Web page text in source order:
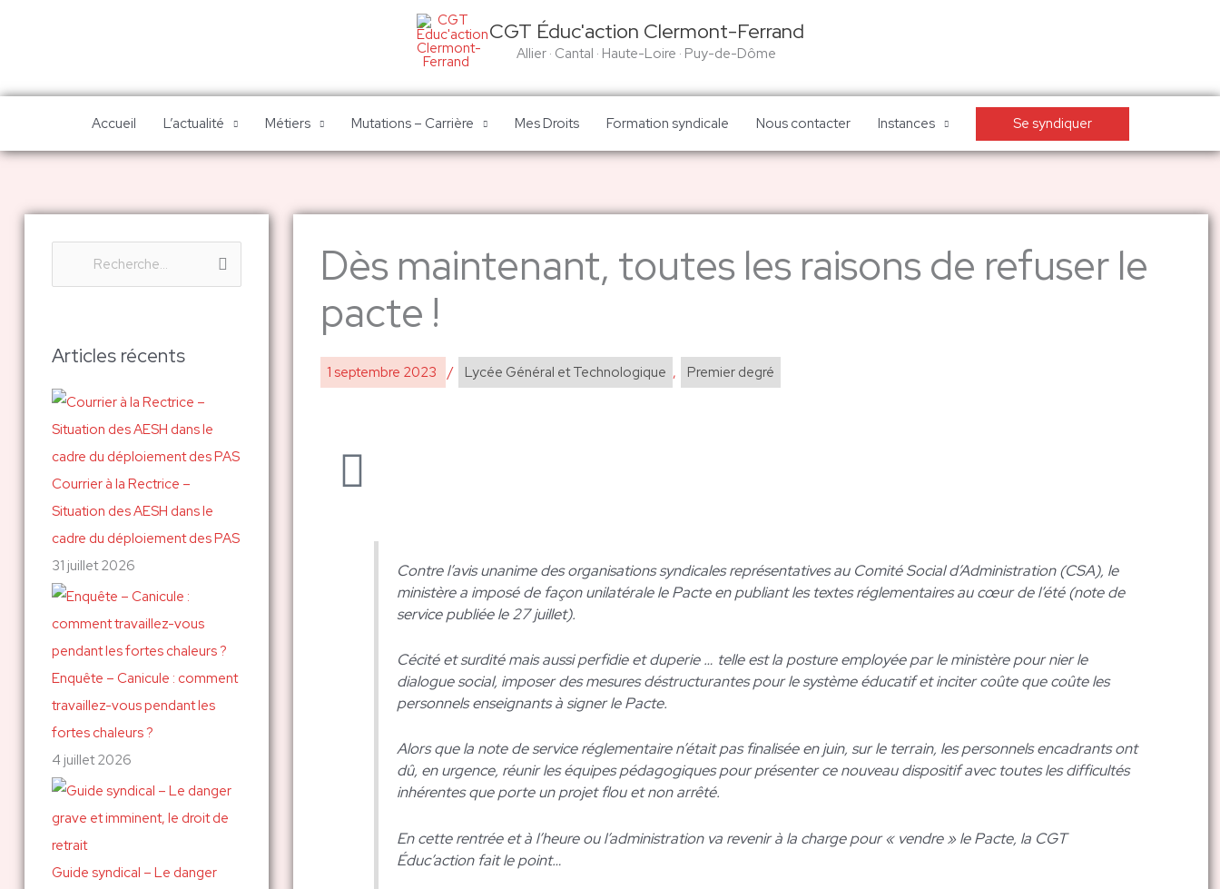
CGT Éduc'action Clermont-Ferrand
Allier · Cantal · Haute-Loire · Puy-de-Dôme
Accueil L’actualité Métiers Mutations – Carrière Mes Droits Formation syndicale Nous contacter Instances Se syndiquer
h
r
c
h
e
r
:
Articles récents
Courrier à la Rectrice –
Situation des AESH dans le
cadre du déploiement des PAS
31 juillet 2026
Enquête – Canicule : comment
travaillez-vous pendant les
fortes chaleurs ?
4 juillet 2026
Guide syndical – Le danger
Dès maintenant, toutes les raisons de refuser le
pacte !
1 septembre 2023 / Lycée Général et Technologique , Premier degré
Contre l’avis unanime des organisations syndicales représentatives au Comité Social d’Administration (CSA), le
ministère a imposé de façon unilatérale le Pacte en publiant les textes réglementaires au cœur de l’été (note de
service publiée le 27 juillet).
Cécité et surdité mais aussi perfidie et duperie … telle est la posture employée par le ministère pour nier le
dialogue social, imposer des mesures déstructurantes pour le système éducatif et inciter coûte que coûte les
personnels enseignants à signer le Pacte.
Alors que la note de service réglementaire n’était pas finalisée en juin, sur le terrain, les personnels encadrants ont
dû, en urgence, réunir les équipes pédagogiques pour présenter ce nouveau dispositif avec toutes les difficultés
inhérentes que porte un projet flou et non arrêté.
En cette rentrée et à l’heure ou l’administration va revenir à la charge pour « vendre » le Pacte, la CGT
Éduc’action fait le point…